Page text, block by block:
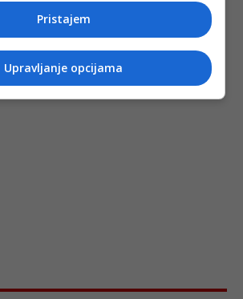
Pristajem
Upravljanje opcijama